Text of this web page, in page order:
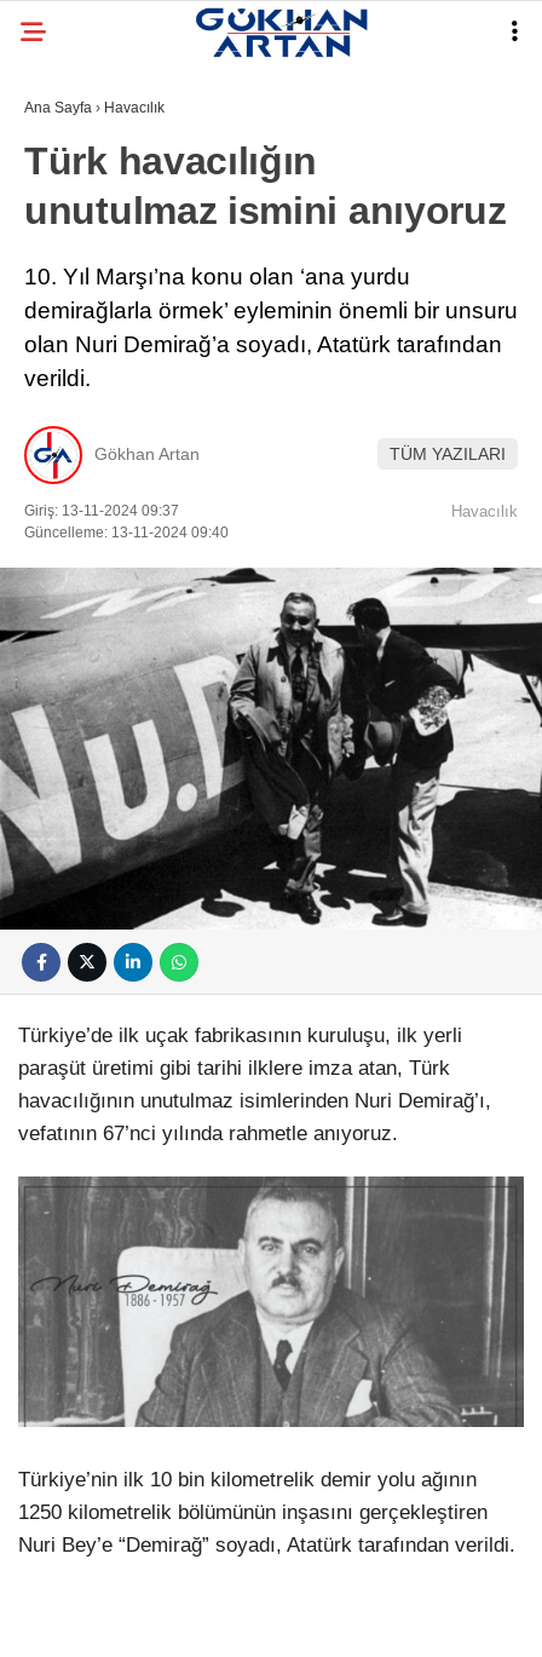
Ana Sayfa › Havacılık
Türk havacılığın
unutulmaz ismini anıyoruz
10. Yıl Marşı’na konu olan ‘ana yurdu
demirağlarla örmek’ eyleminin önemli bir unsuru
olan Nuri Demirağ’a soyadı, Atatürk tarafından
verildi.
Gökhan Artan TÜM YAZILARI
Giriş: 13-11-2024 09:37
Güncelleme: 13-11-2024 09:40
Havacılık
Türkiye’de ilk uçak fabrikasının kuruluşu, ilk yerli
paraşüt üretimi gibi tarihi ilklere imza atan, Türk
havacılığının unutulmaz isimlerinden Nuri Demirağ’ı,
vefatının 67’nci yılında rahmetle anıyoruz.
Türkiye’nin ilk 10 bin kilometrelik demir yolu ağının
1250 kilometrelik bölümünün inşasını gerçekleştiren
Nuri Bey’e “Demirağ” soyadı, Atatürk tarafından verildi.